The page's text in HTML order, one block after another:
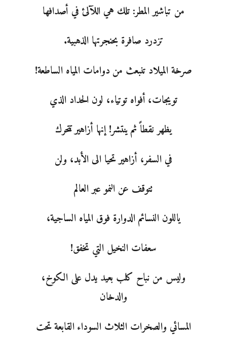
من تباشير المطر: تلك هي اللآلئ في أصدافها
تزدرد صافرة بحنجرتها الذهبية.
صرخة الميلاد تنبعث من دوامات المياه الساطعة!
تويجات، أفواه توتياء، لون الحداد الذي
يظهر نقطاً ثم ينتشر! إنها أزاهير تتحرك
في السفر، أزاهير تحيا الى الأبد، ولن
تتوقف عن النمو عبر العالم
ياللون النسائم الدوارة فوق المياه الساجية،
سعفات النخيل التي تخفق!
وليس من نباح كلب بعيد يدل على الكوخ،
والدخان
المسائي والصخرات الثلاث السوداء القابعة تحت